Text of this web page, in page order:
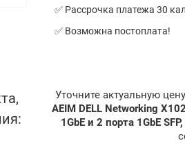
✅ Рассрочка платежа 30
✅ Возможна постоплата!
Уточните актуальную
AEIM DELL Networking
1GbE и 2 порта 1GbE